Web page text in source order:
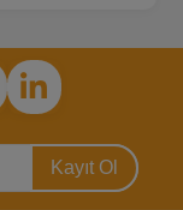
Kayıt Ol